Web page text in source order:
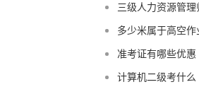
三级人力资源管
多少米属于高空作
准考证有哪些优惠
计算机二级考什么